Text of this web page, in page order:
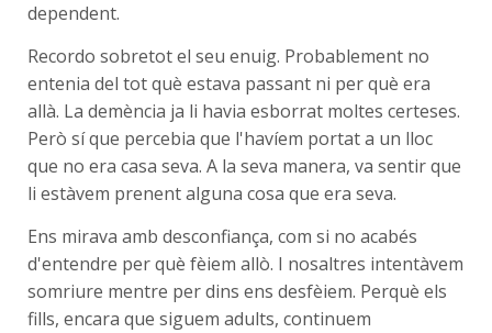
dependent.
Recordo sobretot el seu enuig. Probablement no
entenia del tot què estava passant ni per què era
allà. La demència ja li havia esborrat moltes certeses.
Però sí que percebia que l'havíem portat a un lloc
que no era casa seva. A la seva manera, va sentir que
li estàvem prenent alguna cosa que era seva.
Ens mirava amb desconfiança, com si no acabés
d'entendre per què fèiem allò. I nosaltres intentàvem
somriure mentre per dins ens desfèiem. Perquè els
fills, encara que siguem adults, continuem